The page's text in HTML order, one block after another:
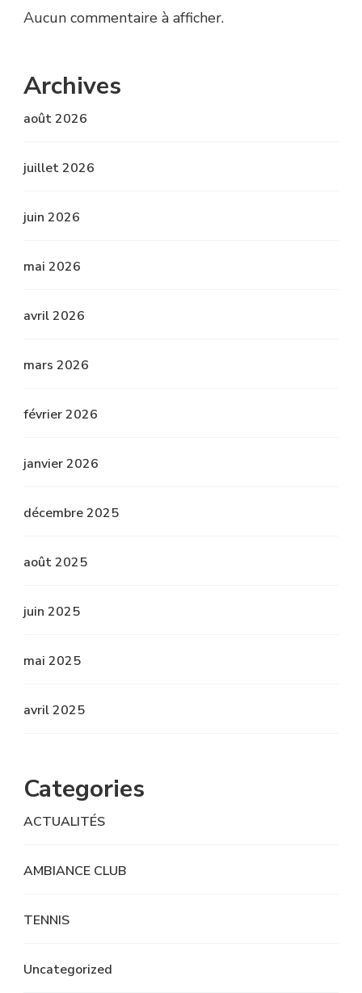
Aucun commentaire à afficher.
Archives
août 2026
juillet 2026
juin 2026
mai 2026
avril 2026
mars 2026
février 2026
janvier 2026
décembre 2025
août 2025
juin 2025
mai 2025
avril 2025
Categories
ACTUALITÉS
AMBIANCE CLUB
TENNIS
Uncategorized